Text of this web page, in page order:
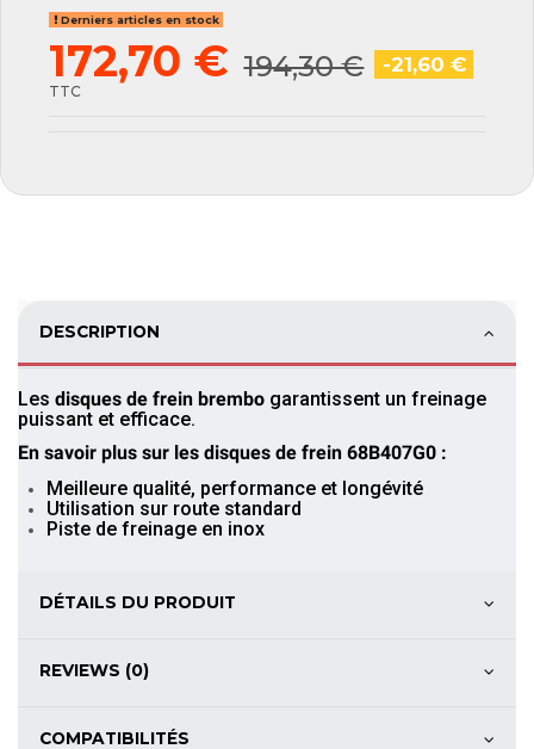
Derniers articles en stock
172,70 € 194,30 € -21,60 €
TTC
DESCRIPTION
Les disques de frein brembo garantissent un freinage
puissant et efficace.
En savoir plus sur les disques de frein 68B407G0 :
Meilleure qualité, performance et longévité
Utilisation sur route standard
Piste de freinage en inox
DÉTAILS DU PRODUIT
REVIEWS (0)
COMPATIBILITÉS